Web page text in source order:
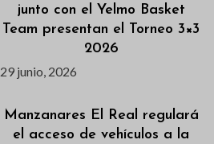
junto con el Yelmo Basket
Team presentan el Torneo 3×3
2026
29 junio, 2026
Manzanares El Real regulará
el acceso de vehículos a la